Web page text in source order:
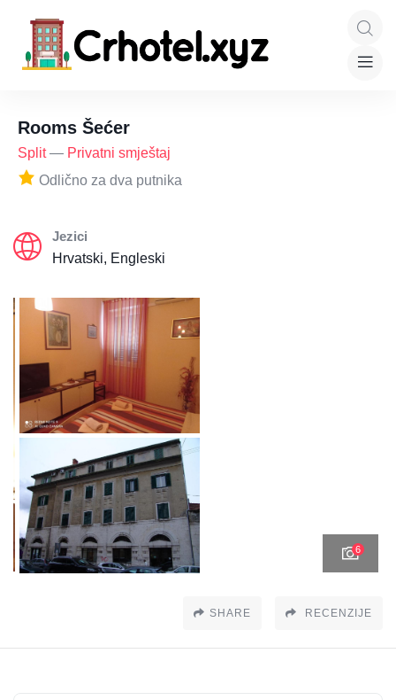
Rooms Šećer
Split— Privatni smještaj
Odlično za dva putnika
Jezici
Hrvatski, Engleski
6
SHARE RECENZIJE